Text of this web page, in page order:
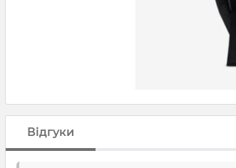
Відгуки